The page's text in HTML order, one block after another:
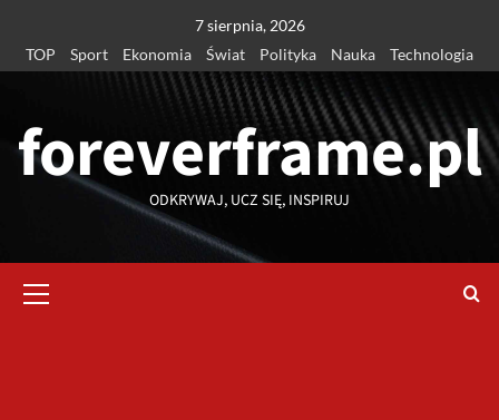
treści
7 sierpnia, 2026
TOP
Sport Ekonomia Świat Polityka Nauka Technologia
foreverframe.pl
ODKRYWAJ, UCZ SIĘ, INSPIRUJ
główne